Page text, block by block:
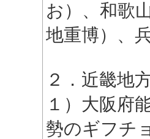
お）、和歌
地重博）、
２．近畿地
１）大阪府
勢のギフチ